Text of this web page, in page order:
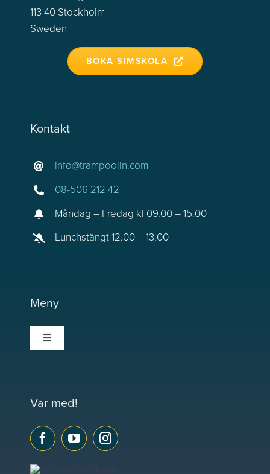
113 40 Stockholm
Sweden
BOKA SIMSKOLA
Kontakt
info@trampoolin.com
08-506 212 42
Måndag – Fredag kl 09.00 – 15.00
Lunchstängt 12.00 – 13.00
Meny
Toggle
Våra kurser
Simmärken
Var med!